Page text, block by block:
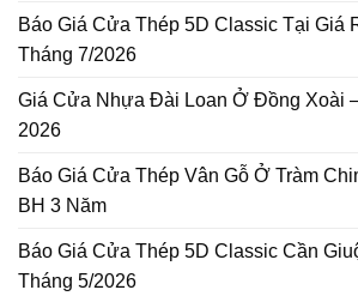
Báo Giá Cửa Thép 5D Classic Tại Giá
Tháng 7/2026
Giá Cửa Nhựa Đài Loan Ở Đồng Xoài
2026
Báo Giá Cửa Thép Vân Gỗ Ở Tràm
BH 3 Năm
Báo Giá Cửa Thép 5D Classic Cần
Tháng 5/2026